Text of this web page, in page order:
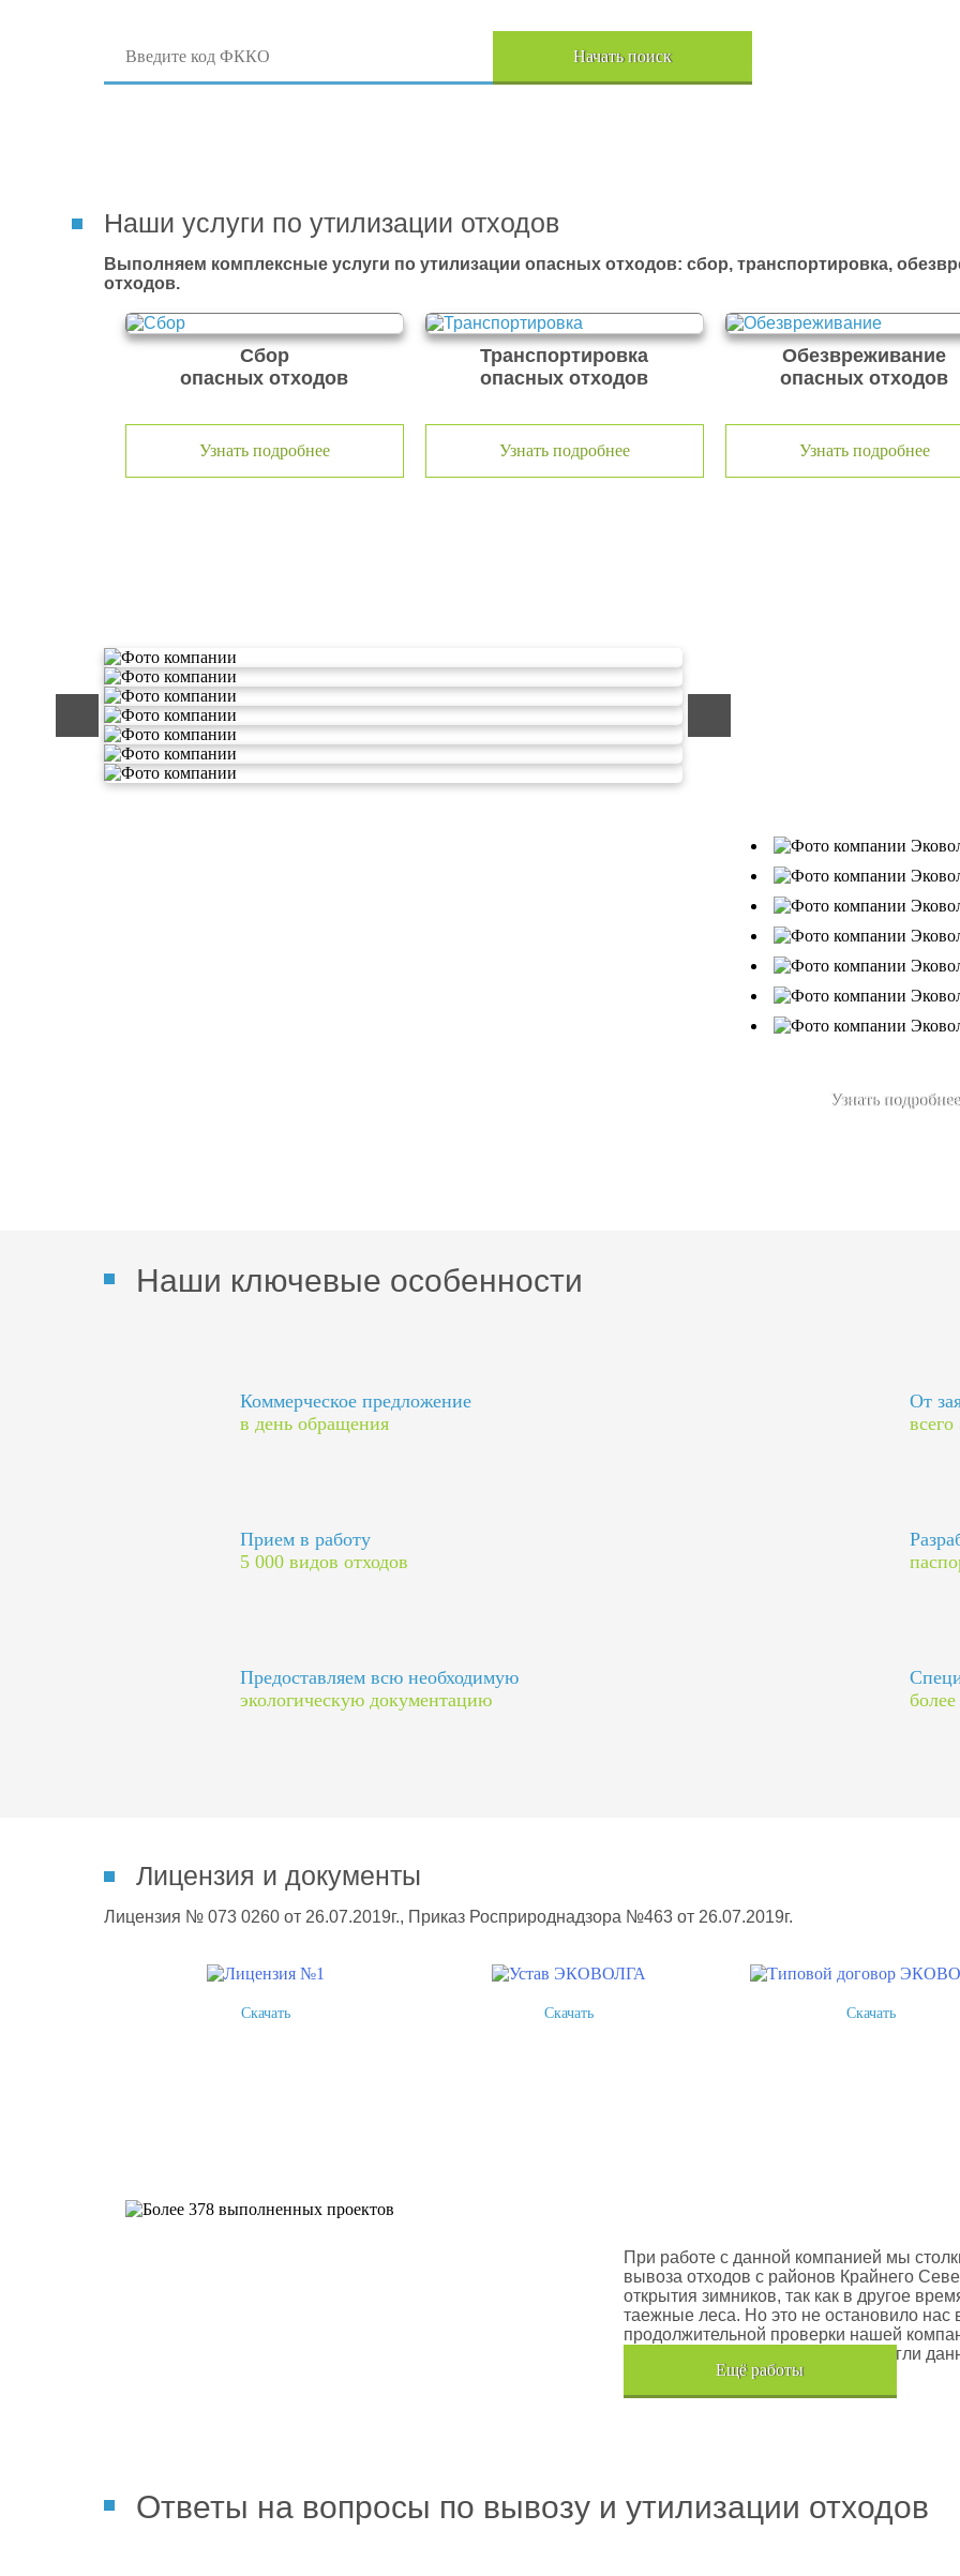
Начать поиск
Наши услуги по утилизации отходов
Выполняем комплексные услуги по утилизации опасных отходов: сбор, транспортировка,
отходов.
Сбор
опасных отходов
Узнать подробнее
Транспортировка
опасных отходов
Узнать подробнее
Обезвреживание
опасных отходов
Узнать подробнее
Узнать подробнее
Наши ключевые особенности
Коммерческое предложение
в день обращения
От
Прием в работу
5 000 видов отходов
Предоставляем всю необходимую
экологическую документацию
Лицензия и документы
Лицензия № 073 0260 от 26.07.2019г., Приказ Росприроднадзора №463 от 26.07.2019г.
Скачать Скачать Скачать
При работе с данной компанией мы
вывоза отходов с районов Крайнего
открытия зимников, так как в другое
таежные леса. Но это не остановило
продолжительной проверки нашей
транспортного средства, мы помогли
Хочется также отметить, что…
Eщё работы
Ответы на вопросы по вывозу и утилизации отходов